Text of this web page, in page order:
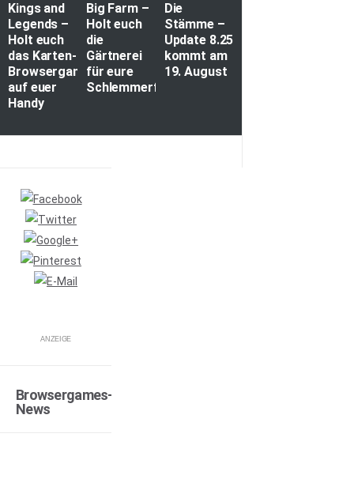
Kings and
Legends –
Holt euch
das Karten-
Browsergame
auf euer
Handy
Big Farm –
Holt euch
die
Gärtnerei
für eure
Schlemmerfarm
Die
Stämme –
Update 8.25
kommt am
19. August
ANZEIGE
Browsergames-
News